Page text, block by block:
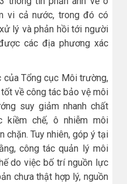
vi cả nước, trong đó có
lý và phản hồi tới người
các địa phương xác
của Tổng cục Môi trường,
về công tác bảo vệ môi
suy giảm nhanh chất
kiềm chế, ô nhiễm môi
chặn. Tuy nhiên, góp ý tại
công tác quản lý môi
do việc bố trí nguồn lực
chưa thật hợp lý, nguồn